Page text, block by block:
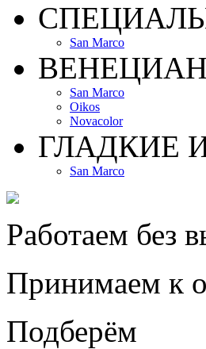
San Marco
San Marco
Oikos
Novacolor
ГЛАДКИЕ
San Marco
Работаем без
Принимаем к
Подберём